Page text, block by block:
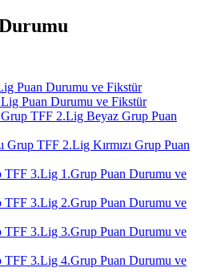
Puan Durumu ve Fikstür
Puan Durumu ve Fikstür
TFF 2.Lig Beyaz Grup Puan
TFF 2.Lig Kırmızı Grup Puan
TFF 3.Lig 1.Grup Puan Durumu ve
TFF 3.Lig 2.Grup Puan Durumu ve
TFF 3.Lig 3.Grup Puan Durumu ve
TFF 3.Lig 4.Grup Puan Durumu ve